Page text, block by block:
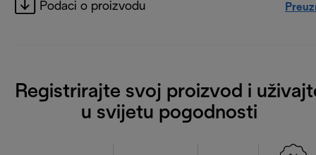
Podaci o proizvodu
Registrirajte svoj proizvod i
u svijetu pogodnosti